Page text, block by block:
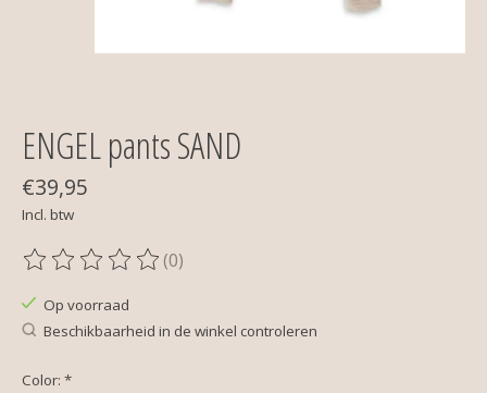
ENGEL pants SAND
€39,95
Incl. btw
De beoordeling van dit product is
(0)
Op voorraad
Beschikbaarheid in de winkel controleren
Color: *